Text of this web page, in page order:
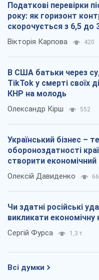
Податкові перевірки
року: як горизонт
скорочується з 6,5 до
Вікторія Карпова 420
В США батьки через
TikTok у смерті своїх
КНР на молодь
Олександр Кірш 552
Український бізнес –
обороноздатності
створити
компаній
Олексій Давиденко
Чи здатні російські
викликати
Сергій Фурса 1,3 т.
Всі думки